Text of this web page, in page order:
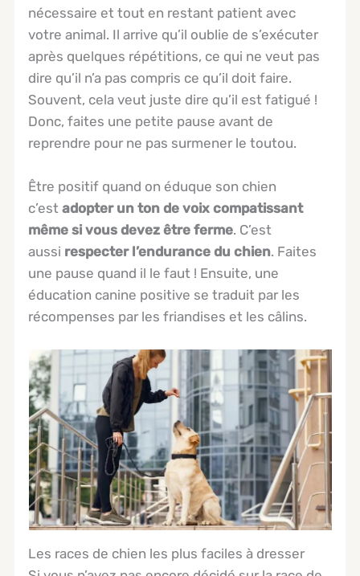
nécessaire et tout en restant patient avec
votre animal. Il arrive qu’il oublie de s’exécuter
après quelques répétitions, ce qui ne veut pas
dire qu’il n’a pas compris ce qu’il doit faire.
Souvent, cela veut juste dire qu’il est fatigué !
Donc, faites une petite pause avant de
reprendre pour ne pas surmener le toutou.
Être positif quand on éduque son chien
c’estadopter un ton de voix compatissant
même si vous devez être ferme. C’est
aussi respecter l’endurance du chien. Faites
une pause quand il le faut ! Ensuite, une
éducation canine positive se traduit par les
récompenses par les friandises et les câlins.
Les races de chien les plus faciles à dresser